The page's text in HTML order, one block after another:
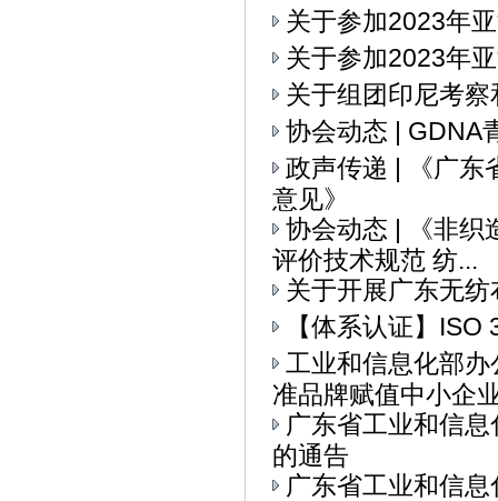
关于参加2023年
关于参加2023年
关于组团印尼考
协会动态 | GDNA
政声传递 | 《广东
意见》
协会动态 | 《非织
评价技术规范 纺...
关于开展广东无
【体系认证】
工业和信息化部
准品牌赋值中小企
广东省工业和信
的通告
广东省工业和信